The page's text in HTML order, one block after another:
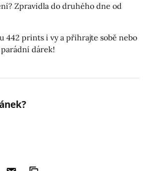
Zpravidla do druhého dne od
442 prints i vy a přihrajte sobě nebo
dárek!